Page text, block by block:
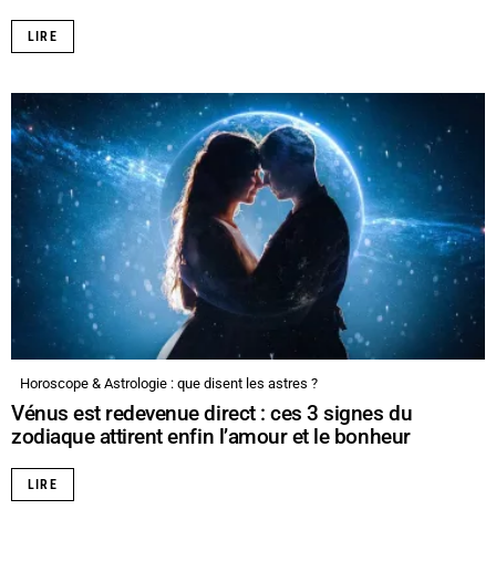
LIRE
Horoscope & Astrologie : que disent les astres ?
Vénus est redevenue direct : ces 3 signes du
zodiaque attirent enfin l’amour et le bonheur
LIRE